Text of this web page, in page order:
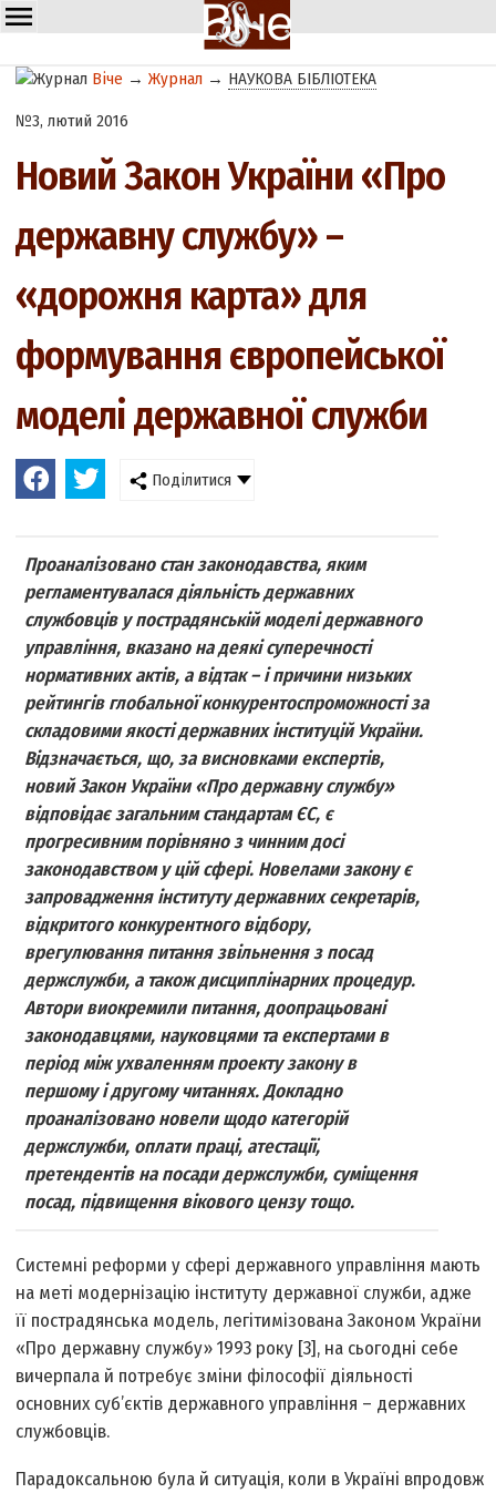
Віче →Журнал → НАУКОВА БІБЛІОТЕКА
№3, лютий 2016
Новий Закон України «Про
державну службу» –
«дорожня карта» для
формування європейської
моделі державної служби
Поділитися
Проаналізовано стан законодавства, яким
регламентувалася діяльність державних
службовців у пострадянській моделі державного
управління, вказано на деякі суперечності
нормативних актів, а відтак – і причини низьких
рейтингів глобальної конкурентоспроможності за
складовими якості державних інституцій України.
Відзначається, що, за висновками експертів,
новий Закон України «Про державну службу»
відповідає загальним стандартам ЄС, є
прогресивним порівняно з чинним досі
законодавством у цій сфері. Новелами закону є
запровадження інституту державних секретарів,
відкритого конкурентного відбору,
врегулювання питання звільнення з посад
держслужби, а також дисциплінарних процедур.
Автори виокремили питання, доопрацьовані
законодавцями, науковцями та експертами в
період між ухваленням проекту закону в
першому і другому читаннях. Докладно
проаналізовано новели щодо категорій
держслужби, оплати праці, атестації,
претендентів на посади держслужби, суміщення
посад, підвищення вікового цензу тощо.
Системні реформи у сфері державного управління мають
на меті модернізацію інституту державної служби, адже
її пострадянська модель, легітимізована Законом України
«Про державну службу» 1993 року [3], на сьогодні себе
вичерпала й потребує зміни філософії діяльності
основних суб’єктів державного управління – державних
службовців.
Парадоксальною була й ситуація, коли в Україні впродовж